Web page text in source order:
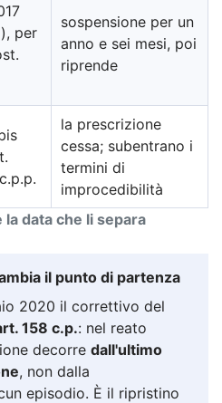
data che li separa
per
sospensione per un
anno e sei mesi, poi
riprende
la prescrizione
cessa; subentrano i
termini di
improcedibilità
il punto di partenza
2020 il correttivo del
158 c.p.: nel reato
decorre dall'ultimo
, non dalla
episodio. È il ripristino